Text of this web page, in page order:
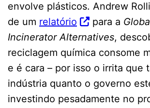
envolve plásticos. Andrew
de um relatório para a
Incinerator Alternatives,
reciclagem química consome
e é cara – por isso o irrita que
indústria quanto o governo
investindo pesadamente no